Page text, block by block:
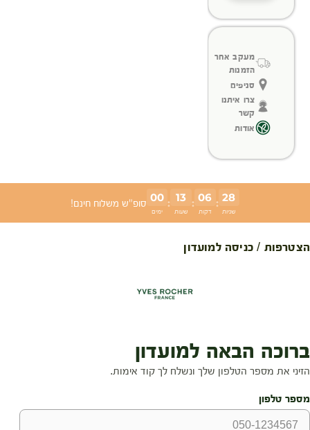
מעקב אחר
הזמנות
סניפים
צרו איתנו
קשר
אודות
00
ימים
: 13
שעות
: 06
דקות
: 28
שניות
סופ"ש משלוח חינם!
הצטרפות / כניסה למועדון